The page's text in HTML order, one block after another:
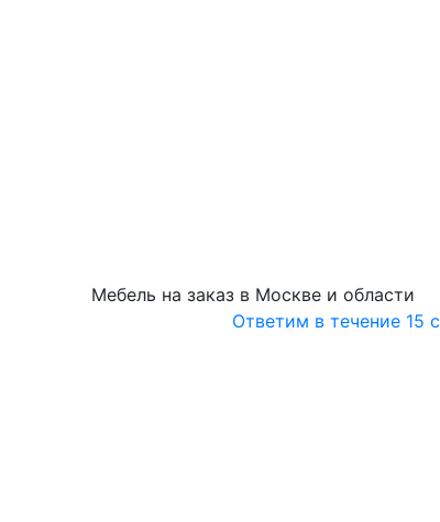
Мебель на заказ в Москве и области
Ответим в течение 15 с